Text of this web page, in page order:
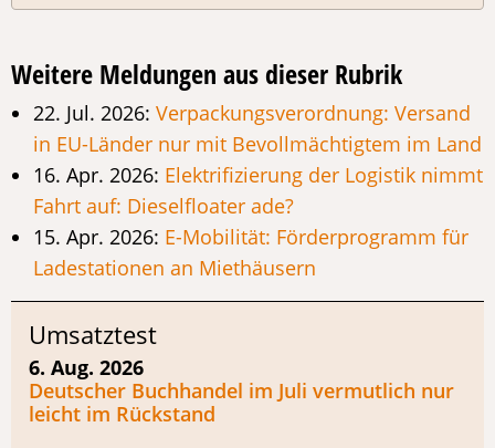
Weitere Meldungen aus dieser Rubrik
22. Jul. 2026: Verpackungsverordnung: Versand
in EU-Länder nur mit Bevollmächtigtem im Land
16. Apr. 2026: Elektrifizierung der Logistik nimmt
Fahrt auf: Dieselfloater ade?
15. Apr. 2026: E-Mobilität: Förderprogramm für
Ladestationen an Miethäusern
Umsatztest
6. Aug. 2026
Deutscher Buchhandel im Juli vermutlich nur
leicht im Rückstand